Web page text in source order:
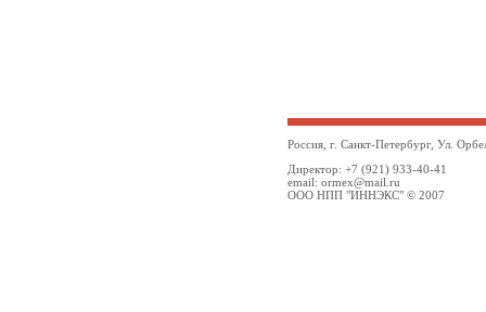
Россия, г. Санкт-Петербург, Ул.
Директор: +7 (921) 933-40-41
email: ormex@mail.ru
ООО НПП "ИННЭКС" © 2007